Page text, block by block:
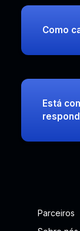
Como
Está
Parceiros